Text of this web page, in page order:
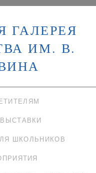
ГАЛЕРЕЯ
ИМ. В.
ШКОЛЬНИКОВ